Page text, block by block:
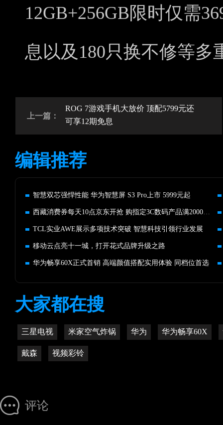
12GB+256GB限时仅需
息以及180只换不修等多
上一篇：
ROG 7游戏手机大放价 顶配5799元还
可享12期免息
编辑推荐
智慧双芯强悍性能 华为智慧屏 S3 Pro上市 5999元起
西藏消费券每天10点京东开抢 购指定3C数码产品满2000立减200
TCL实业AWE展示多项技术突破 智慧科技引领行业发展
移动云点亮十一城，打开花式品牌升级之路
华为畅享60X正式首销 高端颜值搭配实用体验 同档位首选
大家都在搜
三星电视 米家空气炸锅 华为 华为畅享60X
戴森 视频彩铃
评论